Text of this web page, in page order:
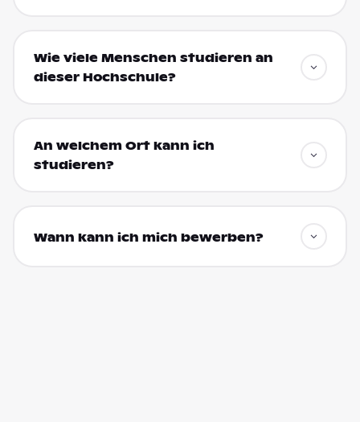
Wie viele Menschen studieren an
dieser Hochschule?
An welchem Ort kann ich
studieren?
Wann kann ich mich bewerben?